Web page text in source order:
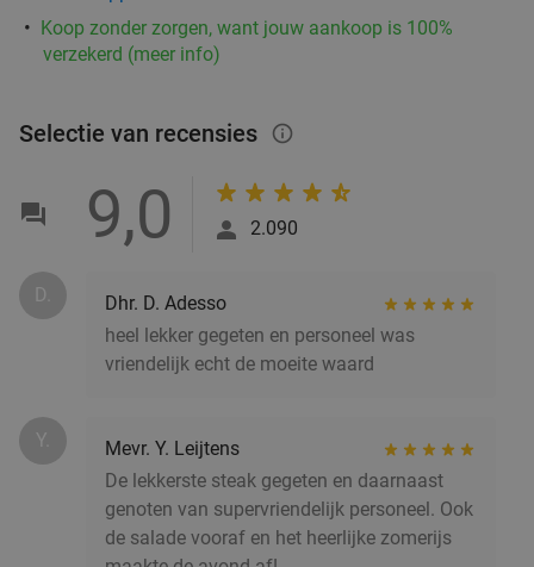
€16
drinken
Vandaag Morgen Wo Do Vr
Helmond 15 min.
Verkocht: 161 Regulier
40%
Lunch voor 2 bij Fletcher Hotels
Fletcher Hotels
Helmond
15 min.
Koop zonder zorgen, want jouw aankoop is 100%
verzekerd (meer info)
Selectie van recensies info_outlined
9,0 2.090
D.
Dhr. D. Adesso
heel lekker gegeten en personeel was
vriendelijk echt de moeite waard
Y.
Mevr. Y. Leijtens
De lekkerste steak gegeten en daarnaast
genoten van supervriendelijk personeel. Ook
de salade vooraf en het heerlijke zomerijs